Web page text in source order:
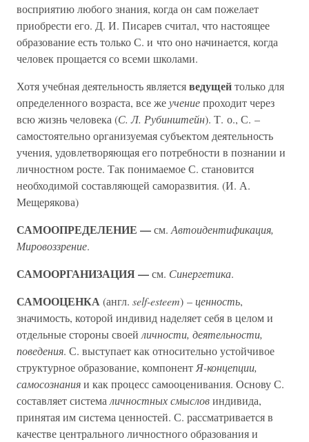
восприятию любого знания, когда он сам пожелает
приобрести его. Д. И. Писарев считал, что настоящее
образование есть только С. и что оно начинается, когда
человек прощается со всеми школами.
Хотя учебная деятельность являетсяведущейтолько для
определенного возраста, все жеучениепроходит через
всю жизнь человека (С. Л. Рубинштейн). Т. о., С. –
самостоятельно организуемая субъектом деятельность
учения, удовлетворяющая его потребности в познании и
личностном росте. Так понимаемое С. становится
необходимой составляющей саморазвития. (И. А.
Мещерякова)
САМООПРЕДЕЛЕНИЕ —см. Автоидентификация,
Мировоззрение.
САМООРГАНИЗАЦИЯ —см. Синергетика.
САМООЦЕНКА(англ. self-esteem) –ценность,
значимость, которой индивид наделяет себя в целом и
отдельные стороны своей личности, деятельности,
поведения. С. выступает как относительно устойчивое
структурное образование, компонент Я-концепции,
самосознанияи как процесс самооценивания. Основу С.
составляет система личностных смысловиндивида,
принятая им система ценностей. С. рассматривается в
качестве центрального личностного образования и